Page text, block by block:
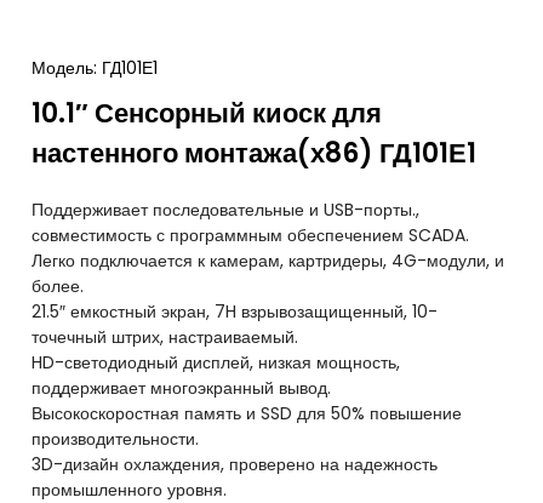
Модель: ГД101Е1
10.1″ Сенсорный киоск для
настенного монтажа(х86) ГД101Е1
Поддерживает последовательные и USB-порты.,
совместимость с программным обеспечением SCADA.
Легко подключается к камерам, картридеры, 4G-модули, и
более.
21.5″ емкостный экран, 7H взрывозащищенный, 10-
точечный штрих, настраиваемый.
HD-светодиодный дисплей, низкая мощность,
поддерживает многоэкранный вывод.
Высокоскоростная память и SSD для 50% повышение
производительности.
3D-дизайн охлаждения, проверено на надежность
промышленного уровня.